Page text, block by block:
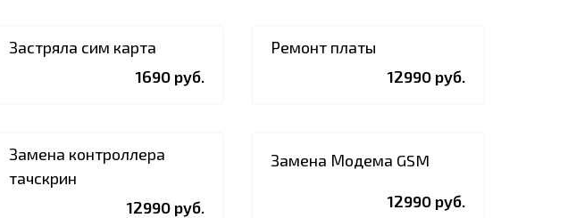
Застряла сим карта
1690 руб.
Ремонт платы
12990 руб.
Замена контроллера
тачскрин
12990 руб.
Замена Модема GSM
12990 руб.